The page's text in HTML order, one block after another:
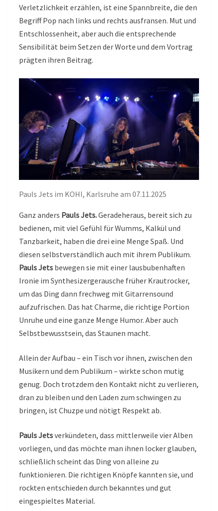
Verletzlichkeit erzählen, ist eine Spannbreite, die den
Begriff Pop nach links und rechts ausfransen. Mut und
Entschlossenheit, aber auch die entsprechende
Sensibilität beim Setzen der Worte und dem Vortrag
prägten ihren Beitrag.
Pauls Jets im KOHI, Karlsruhe am 07.11.2025
Ganz anders Pauls Jets.Geradeheraus, bereit sich zu
bedienen, mit viel Gefühl für Wumms, Kalkül und
Tanzbarkeit, haben die drei eine Menge Spaß. Und
diesen selbstverständlich auch mit ihrem Publikum.
Pauls Jets bewegen sie mit einer lausbubenhaften
Ironie im Synthesizergerausche früher Krautrocker,
um das Ding dann frechweg mit Gitarrensound
aufzufrischen. Das hat Charme, die richtige Portion
Unruhe und eine ganze Menge Humor. Aber auch
Selbstbewusstsein, das Staunen macht.
Allein der Aufbau – ein Tisch vor ihnen, zwischen den
Musikern und dem Publikum – wirkte schon mutig
genug. Doch trotzdem den Kontakt nicht zu verlieren,
dran zu bleiben und den Laden zum schwingen zu
bringen, ist Chuzpe und nötigt Respekt ab.
Pauls Jetsverkündeten, dass mittlerweile vier Alben
vorliegen, und das möchte man ihnen locker glauben,
schließlich scheint das Ding von alleine zu
funktionieren. Die richtigen Knöpfe kannten sie, und
rockten entschieden durch bekanntes und gut
eingespieltes Material.